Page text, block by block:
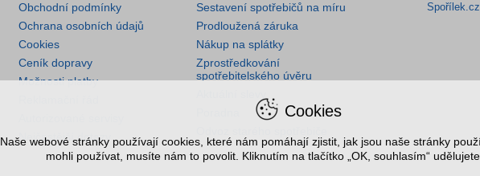
Obchodní podmínky
Ochrana osobních údajů
Cookies
Ceník dopravy
Možnosti platby
Nejčastější dotazy
Sestavení spotřebičů na míru
Prodloužená záruka
Nákup na splátky
Zprostředkování
spotřebitelského úvěru
Spořílek.cz
Cookies
Naše webové stránky používají cookies, které nám pomáhají zjistit, jak jsou naše stránky
mohli používat, musíte nám to povolit. Kliknutím na tlačítko „OK, souhlasím“